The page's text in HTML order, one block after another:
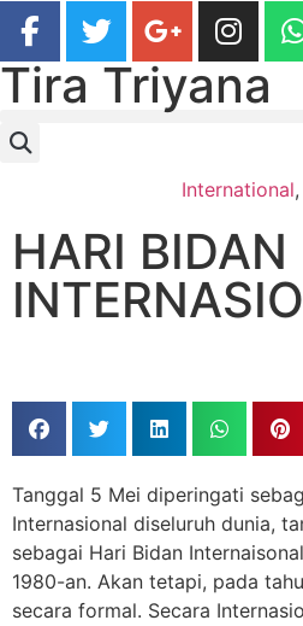
Tira Triyana
International,
HARI BIDAN
Tanggal 5 Mei diperingati
Internasional diseluruh dunia,
sebagai Hari Bidan
1980-an. Akan tetapi, pada
secara formal. Secara